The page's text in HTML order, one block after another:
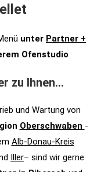
unter Partner +
Ofenstudio
zu Ihnen…
und Wartung von
Oberschwaben -
Alb-Donau-Kreis
Iller– sind wir gerne